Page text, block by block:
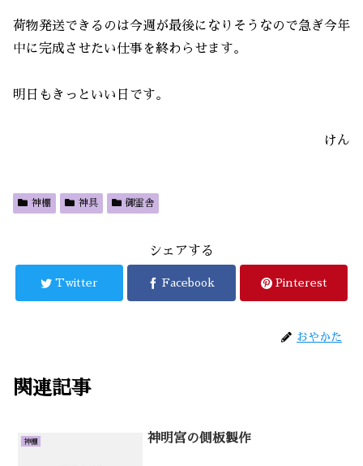
荷物発送できるのは今週が最後になりそうなので急ぎ今年
中に完成させたい仕事を終わらせます。
明日もきっといい日です。
けん
神棚 神具 御霊舎
シェアする
Twitter Facebook Pinterest
おやかた
関連記事
神棚 神明宮の側板製作